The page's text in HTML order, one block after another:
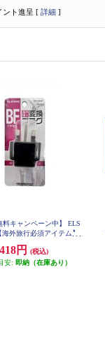
ント進呈 [ 詳細 ]
料キャンペーン中】 ELS
外旅行必須アイテム】
-PA-BF
418円
(税込)
安: 即納（在庫あり）